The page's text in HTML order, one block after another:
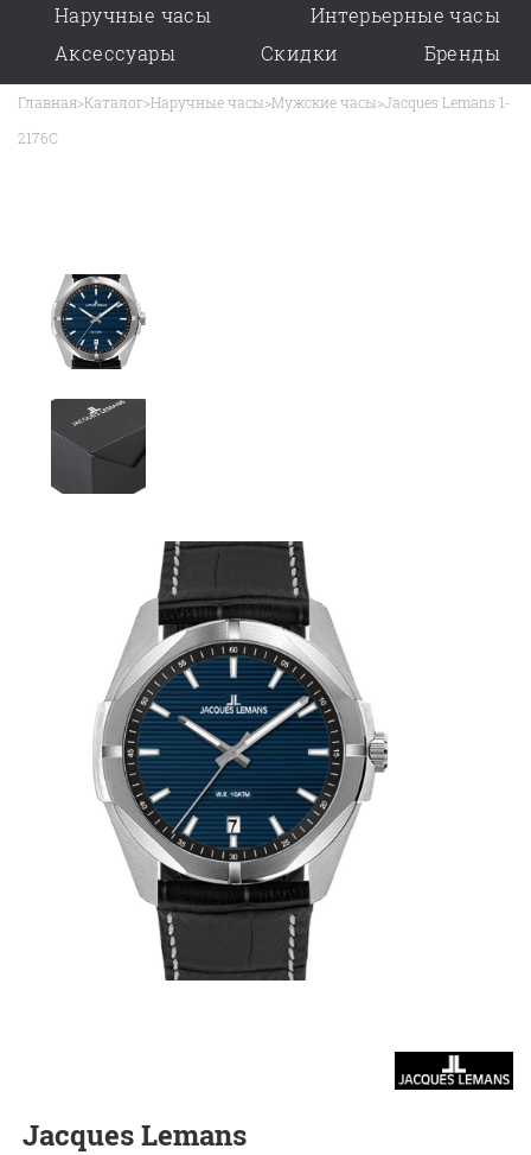
Наручные часы
Интерьерные часы
Аксессуары
Скидки Бренды
Главная>Каталог>Наручные часы>Мужские часы>Jacques Lemans 1-
2176C
Jacques Lemans